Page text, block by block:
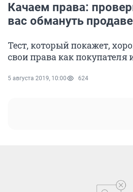
Качаем права:
вас обмануть
Тест, который покажет,
свои права как покупателя
5 августа 2019, 10:00 624